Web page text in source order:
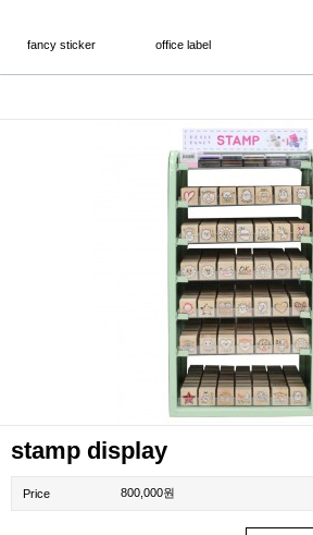
fancy sticker office label
stamp display
Price 800,000원